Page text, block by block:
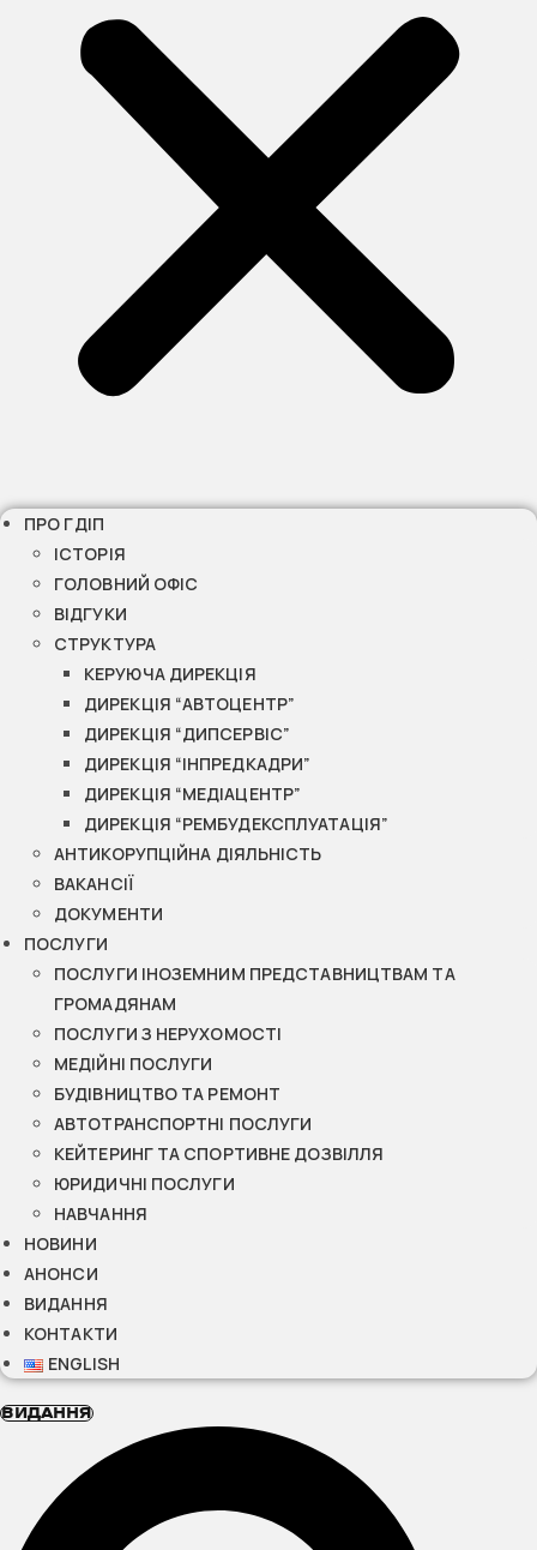
ПРО ГДІП
ІСТОРІЯ
ГОЛОВНИЙ ОФІС
ВІДГУКИ
СТРУКТУРА
КЕРУЮЧА ДИРЕКЦІЯ
ДИРЕКЦІЯ “АВТОЦЕНТР”
ДИРЕКЦІЯ “ДИПСЕРВІС”
ДИРЕКЦІЯ “ІНПРЕДКАДРИ”
ДИРЕКЦІЯ “МЕДІАЦЕНТР”
ДИРЕКЦІЯ “РЕМБУДЕКСПЛУАТАЦІЯ”
АНТИКОРУПЦІЙНА ДІЯЛЬНІСТЬ
ВАКАНСІЇ
ДОКУМЕНТИ
ПОСЛУГИ
ПОСЛУГИ ІНОЗЕМНИМ ПРЕДСТАВНИЦТВАМ ТА
ГРОМАДЯНАМ
ПОСЛУГИ З НЕРУХОМОСТІ
МЕДІЙНІ ПОСЛУГИ
БУДІВНИЦТВО ТА РЕМОНТ
АВТОТРАНСПОРТНІ ПОСЛУГИ
КЕЙТЕРИНГ ТА СПОРТИВНЕ ДОЗВІЛЛЯ
ЮРИДИЧНІ ПОСЛУГИ
НАВЧАННЯ
НОВИНИ
АНОНСИ
ВИДАННЯ
КОНТАКТИ
ENGLISH
ВИДАННЯ